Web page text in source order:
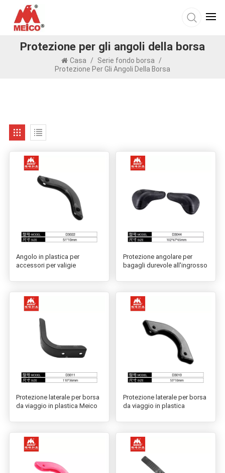
Protezione per gli angoli della borsa
Casa / Serie fondo borsa
/
Protezione Per Gli Angoli Della Borsa
Angolo in plastica per
accessori per valigie
Protezione angolare per
bagagli durevole all'ingrosso
Protezione laterale per borsa
da viaggio in plastica Meico
Protezione laterale per borsa
da viaggio in plastica